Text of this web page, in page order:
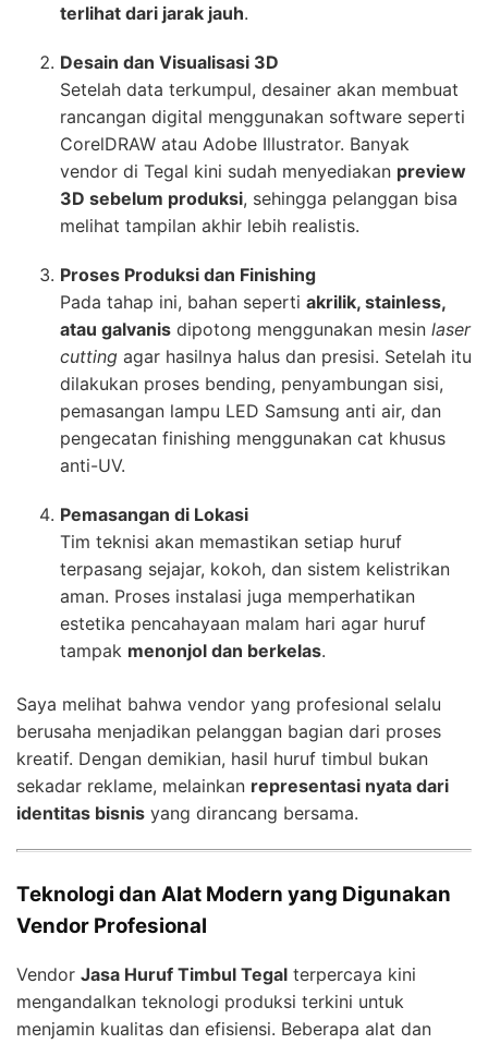
terlihat dari jarak jauh.
Desain dan Visualisasi 3D
Setelah data terkumpul, desainer akan membuat
rancangan digital menggunakan software seperti
CorelDRAW atau Adobe Illustrator. Banyak
vendor di Tegal kini sudah menyediakan preview
3D sebelum produksi, sehingga pelanggan bisa
melihat tampilan akhir lebih realistis.
Proses Produksi dan Finishing
Pada tahap ini, bahan seperti akrilik, stainless,
atau galvanis dipotong menggunakan mesin laser
cutting agar hasilnya halus dan presisi. Setelah itu
dilakukan proses bending, penyambungan sisi,
pemasangan lampu LED Samsung anti air, dan
pengecatan finishing menggunakan cat khusus
anti-UV.
Pemasangan di Lokasi
Tim teknisi akan memastikan setiap huruf
terpasang sejajar, kokoh, dan sistem kelistrikan
aman. Proses instalasi juga memperhatikan
estetika pencahayaan malam hari agar huruf
tampak menonjol dan berkelas.
Saya melihat bahwa vendor yang profesional selalu
berusaha menjadikan pelanggan bagian dari proses
kreatif. Dengan demikian, hasil huruf timbul bukan
sekadar reklame, melainkan representasi nyata dari
identitas bisnis yang dirancang bersama.
Teknologi dan Alat Modern yang Digunakan
Vendor Profesional
Vendor Jasa Huruf Timbul Tegal terpercaya kini
mengandalkan teknologi produksi terkini untuk
menjamin kualitas dan efisiensi. Beberapa alat dan